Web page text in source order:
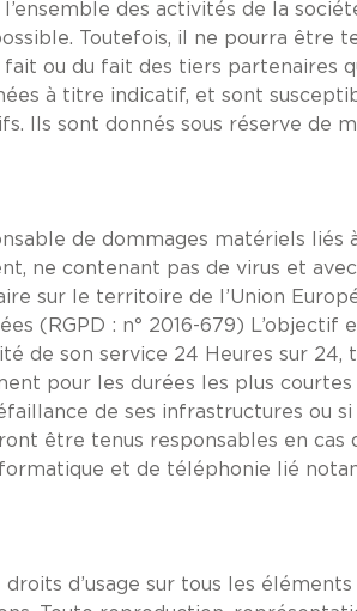
des activités de la
Toutefois, il ne pourra être
fait ou du fait des tiers partenaires
à titre indicatif, et sont
Ils sont donnés sous réserve de
de dommages matériels liés
ne contenant pas de virus et
sur le territoire de l’Union
(RGPD : n° 2016-679) L’objectif
de son service 24 Heures sur 24,
pour les durées les plus courtes
de ses infrastructures ou
être tenus responsables en cas
et de téléphonie lié
d’usage sur tous les éléments